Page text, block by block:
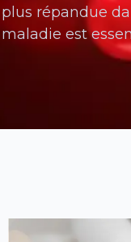
plus répandue
maladie est